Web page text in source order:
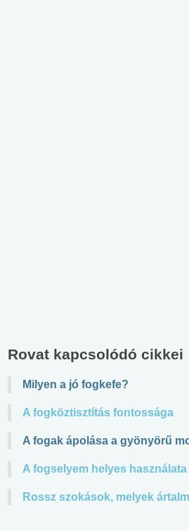
Rovat kapcsolódó cikkei
Milyen a jó fogkefe?
A fogköztisztítás fontossága
A fogak ápolása a gyönyörű
A fogselyem helyes használata
Rossz szokások, melyek